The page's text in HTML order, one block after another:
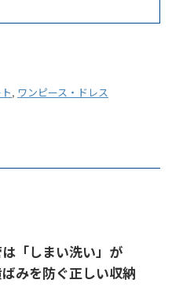
, ワンピース・ドレス
「しまい洗い」が
みを防ぐ正しい収納